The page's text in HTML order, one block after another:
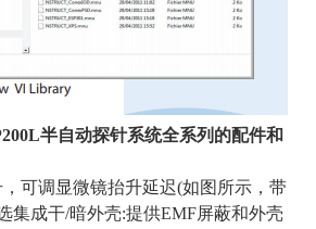
半自动探针系统全系列的配件和
可调显微镜抬升延迟(如图所示，带
集成干/暗外壳:提供EMF屏蔽和外壳